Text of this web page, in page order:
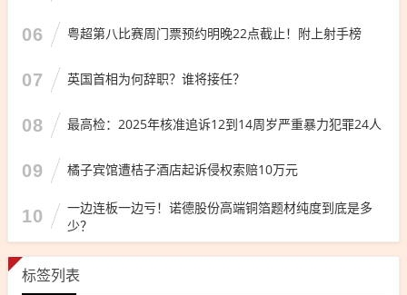
06 粤超第八比赛周门票预约明晚22点截止！附上射手榜
07 英国首相为何辞职？谁将接任？
08 最高检：2025年核准追诉12到14周岁严重暴力犯罪24人
09 橘子宾馆遭桔子酒店起诉侵权索赔10万元
10
一边连板一边亏！诺德股份高端铜箔题材纯度到底是多
少？
标签列表